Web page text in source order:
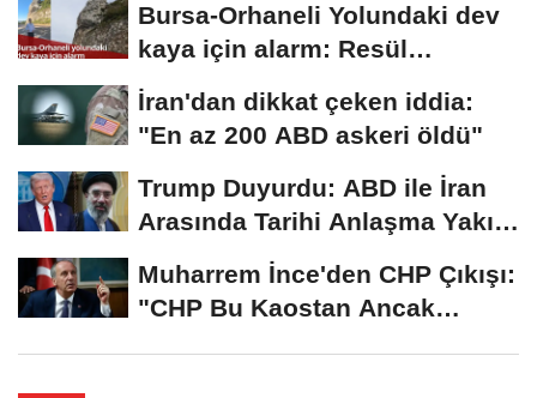
Bursa-Orhaneli Yolundaki dev
kaya için alarm: Resül
Kaplan'dan yetkililere...
İran'dan dikkat çeken iddia:
"En az 200 ABD askeri öldü"
Trump Duyurdu: ABD ile İran
Arasında Tarihi Anlaşma Yakın!
Muharrem İnce'den CHP Çıkışı:
"CHP Bu Kaostan Ancak